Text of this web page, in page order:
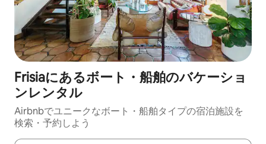
Frisiaにあるボート・船舶のバケーショ
ンレンタル
Airbnbでユニークなボート・船舶タイプの宿泊施設を
検索・予約しよう